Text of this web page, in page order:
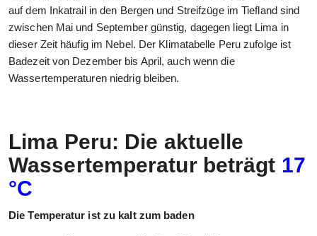
auf dem Inkatrail in den Bergen und Streifzüge im Tiefland sind
zwischen Mai und September günstig, dagegen liegt Lima in
dieser Zeit häufig im Nebel. Der Klimatabelle Peru zufolge ist
Badezeit von Dezember bis April, auch wenn die
Wassertemperaturen niedrig bleiben.
Lima Peru: Die aktuelle
Wassertemperatur beträgt 17
°C
Die Temperatur ist zu kalt zum baden